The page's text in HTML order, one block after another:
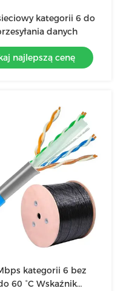
kategorii 6 do
danych
najlepszą cenę
kategorii 6 bez
60 °C Wskaźnik